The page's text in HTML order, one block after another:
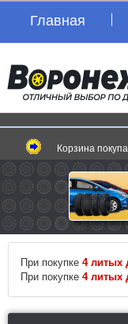
Главная
Корзина
При покупке 4 литых
При покупке 4 литых